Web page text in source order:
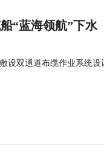
“蓝海领航”下水
设双通道布缆作业系统